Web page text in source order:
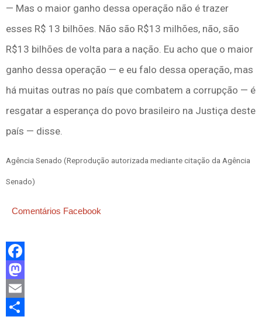
— Mas o maior ganho dessa operação não é trazer
esses R$ 13 bilhões. Não são R$13 milhões, não, são
R$13 bilhões de volta para a nação. Eu acho que o maior
ganho dessa operação — e eu falo dessa operação, mas
há muitas outras no país que combatem a corrupção — é
resgatar a esperança do povo brasileiro na Justiça deste
país — disse.
Agência Senado (Reprodução autorizada mediante citação da Agência
Senado)
Comentários Facebook
Facebook
Mastodon
Email